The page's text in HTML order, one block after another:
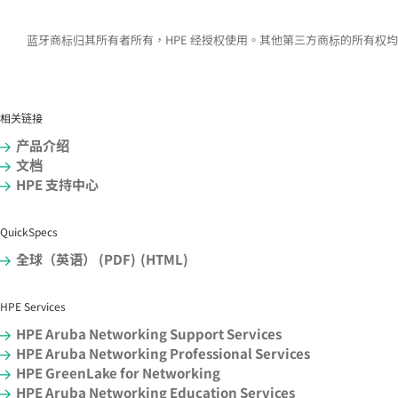
蓝牙商标归其所有者所有，HPE 经授权使用。其他第三方商标的所有权
相关链接
产品介绍
文档
HPE 支持中心
QuickSpecs
全球（英语） (PDF) (HTML)
HPE Services
HPE Aruba Networking Support Services
HPE Aruba Networking Professional Services
HPE GreenLake for Networking
HPE Aruba Networking Education Services